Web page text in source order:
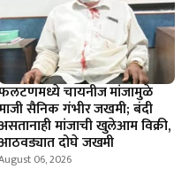
चायनीज मांजामुळे
सैनिक गंभीर जखमी; बंदी
मांजाची खुलेआम विक्री,
दोघे जखमी
06, 2026